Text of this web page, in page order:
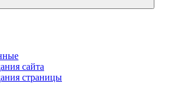
сайта
страницы